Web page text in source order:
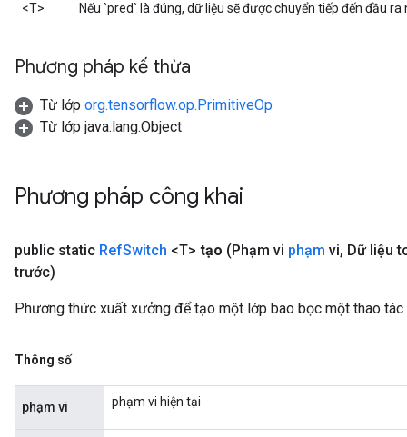
<T>
Nếu `pred` là đúng, dữ liệu sẽ được chuyển tiếp đến đầu ra
Phương pháp kế thừa
Từ lớp org.tensorflow.op.PrimitiveOp
Từ lớp java.lang.Object
Phương pháp công khai
public static RefSwitch <T> tạo (Phạm vi phạm vi, Dữ liệu
trước)
Phương thức xuất xưởng để tạo một lớp bao bọc một thao
Thông số
phạm vi phạm vi hiện tại